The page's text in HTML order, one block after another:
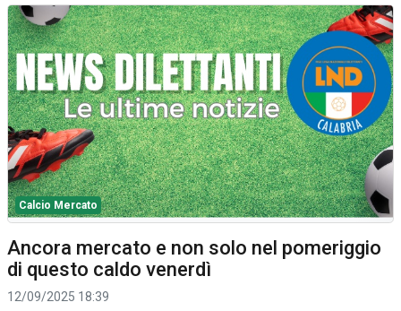
Calcio Mercato
Ancora mercato e non solo nel pomeriggio
di questo caldo venerdì
12/09/2025 18:39